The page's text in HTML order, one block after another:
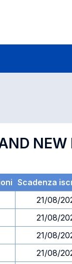
Scadenza
21/08/
21/08/
21/08/
21/08/